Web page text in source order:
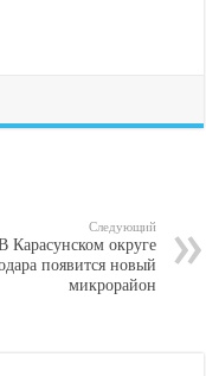
Следующий
Карасунском округе
появится новый
микрорайон